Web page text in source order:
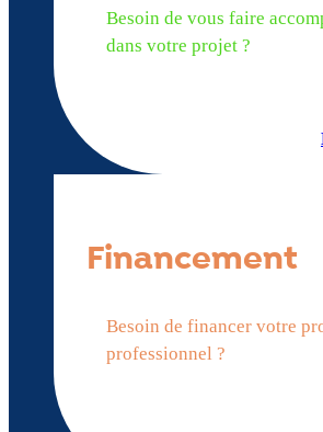
Besoin de vous faire
dans votre projet ?
Financement
Besoin de financer votre
professionnel ?